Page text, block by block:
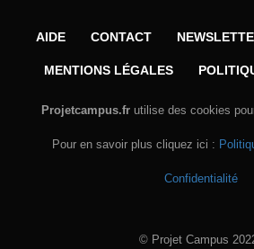
AIDE CONTACT
MENTIONS LÉGALES
Projetcampus.fr utilise des cookies
Pour en savoir plus cliquez ici :
Confidentialité
© Projet Campus